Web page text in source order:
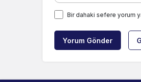
Bir dahaki sefere yorum
Yorum Gönder